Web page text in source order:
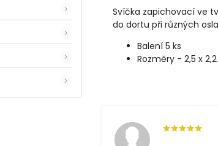
Svíčka zapichovací ve
do dortu při různých
Balení 5 ks
Rozměry - 2,5 x